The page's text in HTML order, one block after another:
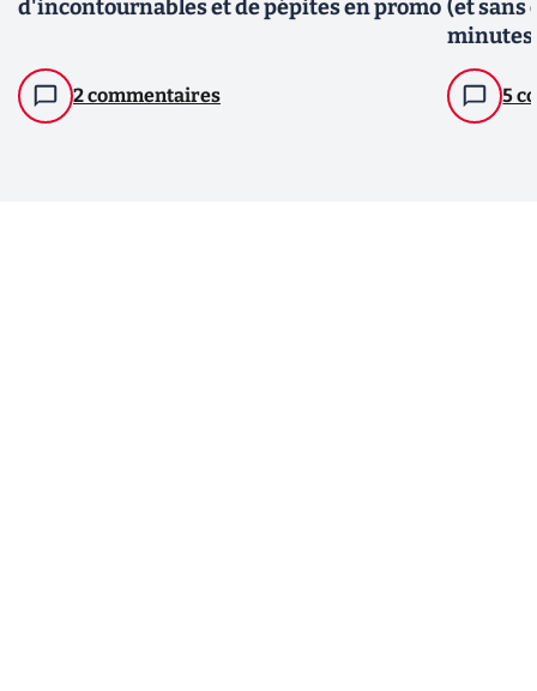
d'incontournables et de pépites en promo
2 commentaires
(et sans
minutes
5